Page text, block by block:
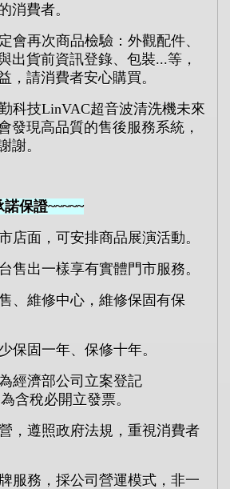
消費者。
會再次商品檢驗：外觀配件、
出貨前資訊登錄、包裝...等，
，請消費者安心購買。
科技LinVAC超音波清洗機未來
發現高品質的售後服務系統，
謝。
諾保證~~~~~
店面，可安排商品展演活動。
售出一樣享有實體門市服務。
、維修中心，維修保固有保
保固一年、保修十年。
經濟部公司立案登記
為含稅必開立發票。
，遵照政府法規，重視消費者
服務，採公司營運模式，非一